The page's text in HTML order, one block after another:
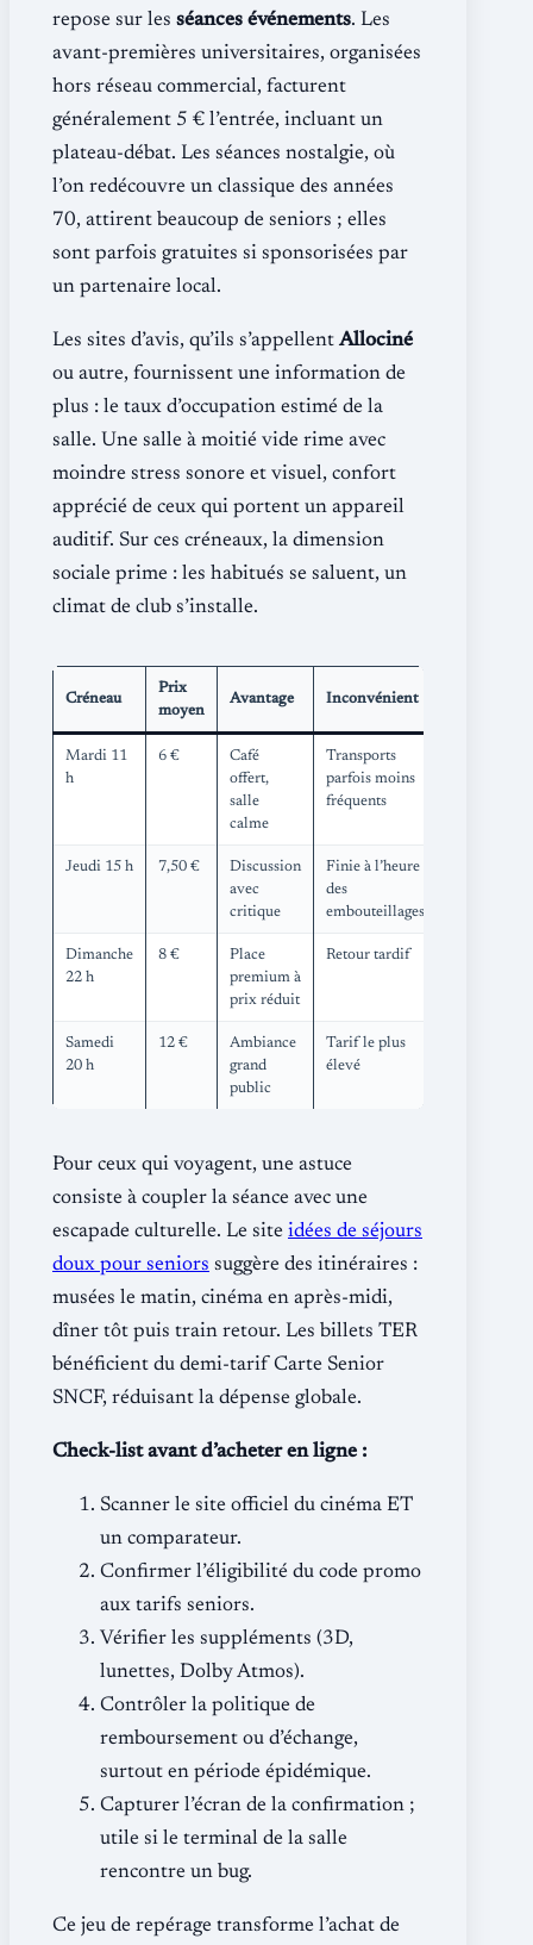
repose sur les séances événements. Les
avant-premières universitaires, organisées
hors réseau commercial, facturent
généralement 5 € l’entrée, incluant un
plateau-débat. Les séances nostalgie, où
l’on redécouvre un classique des années
70, attirent beaucoup de seniors ; elles
sont parfois gratuites si sponsorisées par
un partenaire local.
Les sites d’avis, qu’ils s’appellent Allociné
ou autre, fournissent une information de
plus : le taux d’occupation estimé de la
salle. Une salle à moitié vide rime avec
moindre stress sonore et visuel, confort
apprécié de ceux qui portent un appareil
auditif. Sur ces créneaux, la dimension
sociale prime : les habitués se saluent, un
climat de club s’installe.
Créneau
Prix
moyen
Avantage Inconvénient
Mardi 11
h
6 €
Café
offert,
salle
calme
Transports
parfois moins
fréquents
Jeudi 15 h 7,50 €
Discussion
avec
critique
Finie à l’heure
des
embouteillages
Dimanche
22 h
8 €
Place
premium à
prix réduit
Retour tardif
Samedi
20 h
12 €
Ambiance
grand
public
Tarif le plus
élevé
Pour ceux qui voyagent, une astuce
consiste à coupler la séance avec une
escapade culturelle. Le site idées de séjours
doux pour seniors suggère des itinéraires :
musées le matin, cinéma en après-midi,
dîner tôt puis train retour. Les billets TER
bénéficient du demi-tarif Carte Senior
SNCF, réduisant la dépense globale.
Check-list avant d’acheter en ligne :
Scanner le site officiel du cinéma ET
un comparateur.
Confirmer l’éligibilité du code promo
aux tarifs seniors.
Vérifier les suppléments (3D,
lunettes, Dolby Atmos).
Contrôler la politique de
remboursement ou d’échange,
surtout en période épidémique.
Capturer l’écran de la confirmation ;
utile si le terminal de la salle
rencontre un bug.
Ce jeu de repérage transforme l’achat de